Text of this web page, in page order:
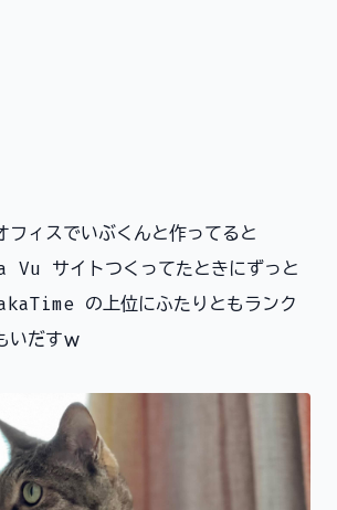
フィスでいぶくんと作ってると
Vu サイトつくってたときにずっと
の上位にふたりともランク
いだすｗ